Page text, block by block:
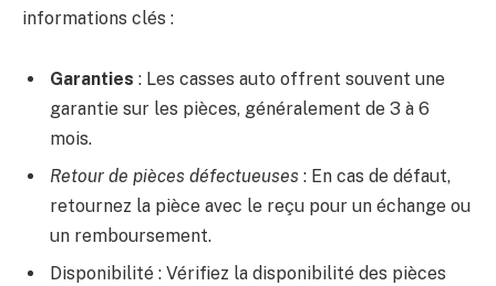
informations clés :
Garanties : Les casses auto offrent souvent une
garantie sur les pièces, généralement de 3 à 6
mois.
Retour de pièces défectueuses : En cas de défaut,
retournez la pièce avec le reçu pour un échange ou
un remboursement.
Disponibilité : Vérifiez la disponibilité des pièces